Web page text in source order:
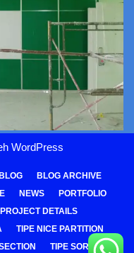
WordPress
BLOG
BLOG ARCHIVE
NEWS
PORTFOLIO
PROJECT DETAILS
TIPE NICE PARTITION
TIPE SOREPA